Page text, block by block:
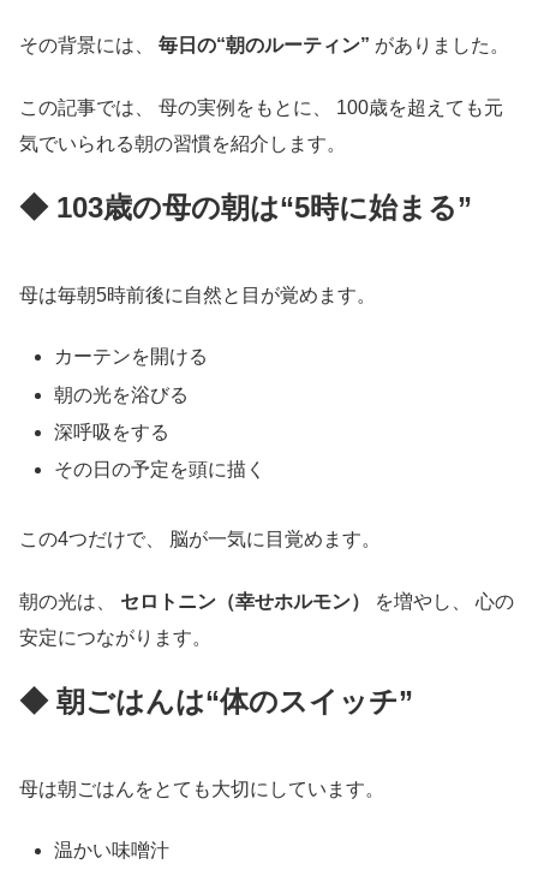
その背景には、 毎日の“朝のルーティン” がありました。
この記事では、 母の実例をもとに、 100歳を超えても元
気でいられる朝の習慣を紹介します。
◆ 103歳の母の朝は“5時に始まる”
母は毎朝5時前後に自然と目が覚めます。
カーテンを開ける
朝の光を浴びる
深呼吸をする
その日の予定を頭に描く
この4つだけで、 脳が一気に目覚めます。
朝の光は、 セロトニン（幸せホルモン）
を増やし、 心の
安定につながります。
◆ 朝ごはんは“体のスイッチ”
母は朝ごはんをとても大切にしています。
温かい味噌汁